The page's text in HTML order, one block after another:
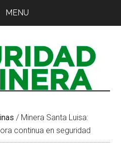
MENU
/ Minera Santa Luisa:
continua en seguridad